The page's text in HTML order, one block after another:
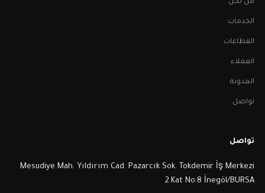
من نحن
الخدمات
القطاعات
العملاء
المدونة
تواصل
تواصل
Mesudiye Mah. Yıldırım Cad. Pazarcık Sok. Tokdemir İş Merkezi
2.Kat No:8 İnegöl/BURSA